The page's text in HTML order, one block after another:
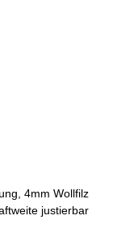
4mm Wollfilz
justierbar